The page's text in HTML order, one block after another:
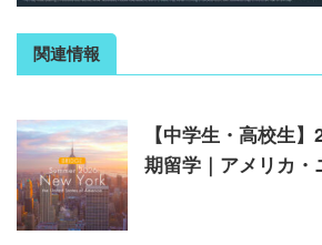
関連情報
【中学生・高校生
期留学｜アメリカ・